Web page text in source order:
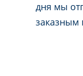
дня мы
заказным